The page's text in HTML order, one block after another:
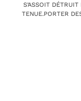
S’ASSOIT DÉTRUIT
TENUE.PORTER